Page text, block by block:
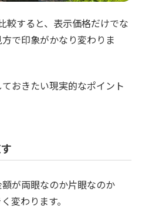
較すると、表示価格だけでな
で印象がかなり変わりま
おきたい現実的なポイント
が両眼なのか片眼なのか
変わります。